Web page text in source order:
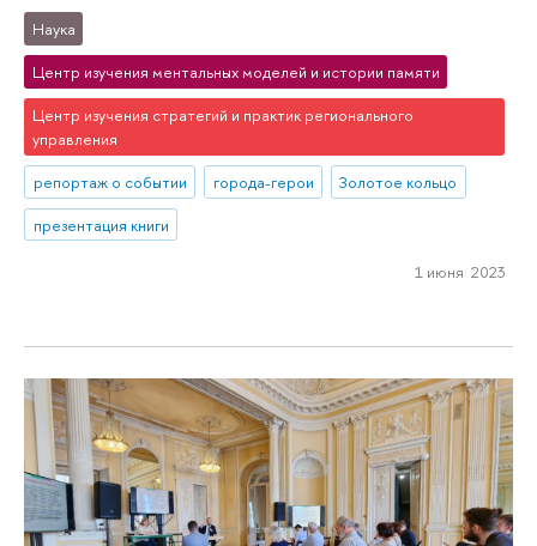
Наука
Центр изучения ментальных моделей и истории памяти
Центр изучения стратегий и практик регионального
управления
репортаж о событии
города-герои
Золотое кольцо
презентация книги
1 июня 2023